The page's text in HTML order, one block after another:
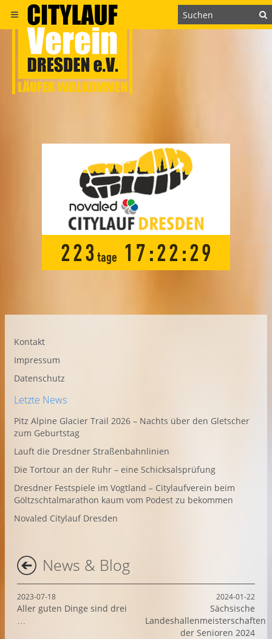
223 tage 1 7 :22 :29
Kontakt
Impressum
Datenschutz
Letzte News
Pitz Alpine Glacier Trail 2026 – Nachts über den Gletscher
zum Geburtstag
Lauft die Dresdner Straßenbahnlinien
Die Tortour an der Ruhr – eine Schicksalsprüfung
Dresdner Festspiele im Vogtland – Citylaufverein beim
Göltzschtalmarathon kaum vom Podest zu bekommen
Novaled Citylauf Dresden
News & Blog
2024-01-22
Sächsische
Landeshallenmeisterschaften
der Senioren 2024
2023-07-18
Aller guten Dinge sind drei
…